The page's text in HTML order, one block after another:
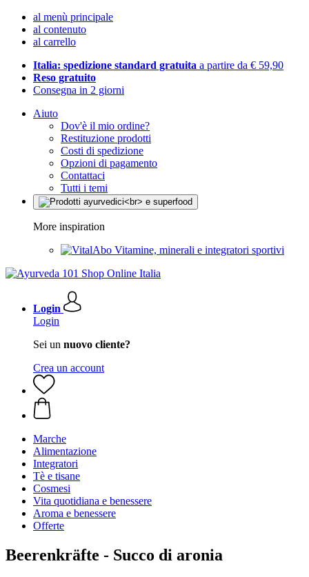
al menù principale
al contenuto
al carrello
Italia: spedizione standard gratuita a partire da € 59,90
Reso gratuito
Consegna in 2 giorni
Aiuto
Dov'è il mio ordine?
Restituzione prodotti
Costi di spedizione
Opzioni di pagamento
Contattaci
Tutti i temi
More inspiration
Vitamine, minerali e integratori sportivi
Login
Login
Sei un nuovo cliente?
Crea un account
Marche
Alimentazione
Integratori
Tè e tisane
Cosmesi
Vita quotidiana e benessere
Aroma e benessere
Offerte
Beerenkräfte - Succo di aronia